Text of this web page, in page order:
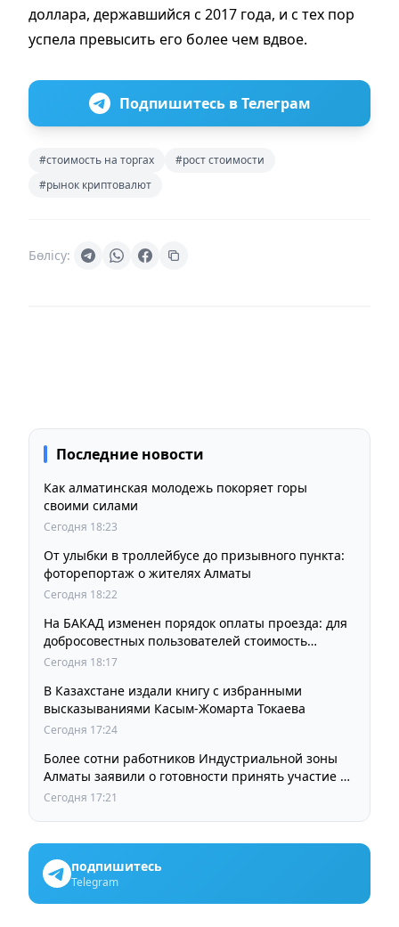
доллара, державшийся с 2017 года, и с тех пор
успела превысить его более чем вдвое.
Подпишитесь в Телеграм
#стоимость на торгах
#рост стоимости
#рынок криптовалют
Бөлісу:
Последние новости
Как алматинская молодежь покоряет горы
своими силами
Сегодня 18:23
От улыбки в троллейбусе до призывного пункта:
фоторепортаж о жителях Алматы
Сегодня 18:22
На БАКАД изменен порядок оплаты проезда: для
добросовестных пользователей стоимость
остается прежней
Сегодня 18:17
В Казахстане издали книгу с избранными
высказываниями Касым-Жомарта Токаева
Сегодня 17:24
Более сотни работников Индустриальной зоны
Алматы заявили о готовности принять участие в
выборах членов Курылтая
Сегодня 17:21
подпишитесь
Telegram